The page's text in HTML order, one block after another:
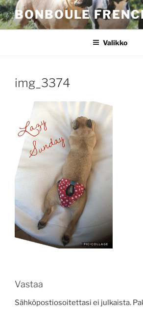
Siirry
sisältöönBONBOULE
Valikko
img_3374
Vastaa
Sähköpostiosoitettasi ei julkaista.